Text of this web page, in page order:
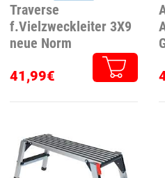
Traverse
f.Vielzweckleiter 3X9
neue Norm
41,99€